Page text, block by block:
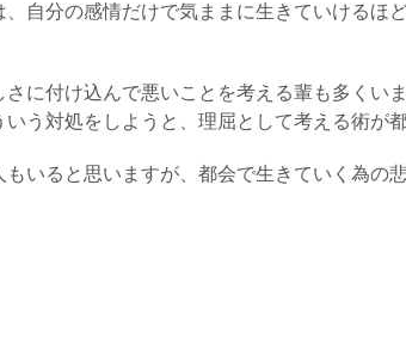
自分の感情だけで気ままに生きていけるほ
に付け込んで悪いことを考える輩も多くい
う対処をしようと、理屈として考える術が
いると思いますが、都会で生きていく為の